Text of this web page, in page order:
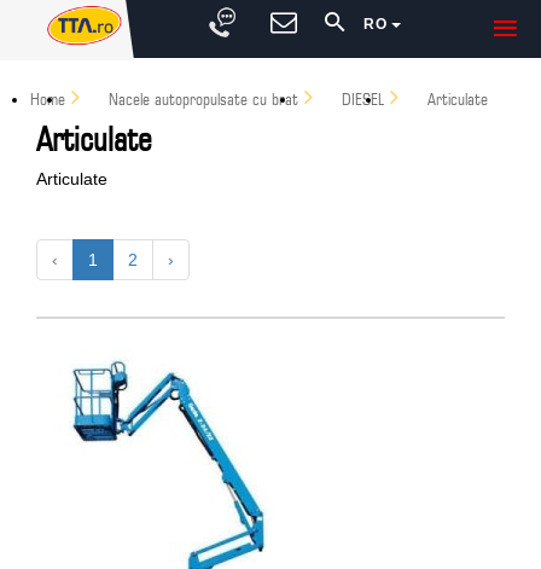
RO
Home Nacele autopropulsate cu brat DIESEL Articulate
Articulate
Articulate
‹ 1 2 ›